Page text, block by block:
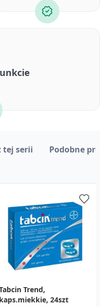
Trend,
kaps.miekkie, 24szt
tej serii Podobne
tabletki, 50 szt.
aerozol, sztuczny
lód, 400 ml